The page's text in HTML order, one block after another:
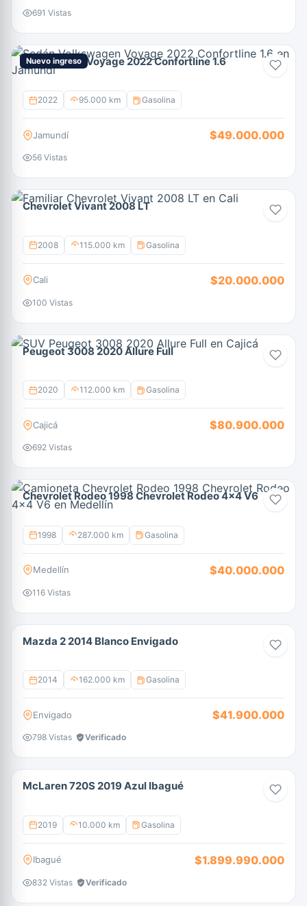
691 Vistas
Nuevo ingreso
Volkswagen Voyage 2022 Confortline 1.6
2022 95.000 km Gasolina
Jamundí $49.000.000
56 Vistas
Chevrolet Vivant 2008 LT
2008 115.000 km Gasolina
Cali $20.000.000
100 Vistas
Peugeot 3008 2020 Allure Full
2020 112.000 km Gasolina
Cajicá $80.900.000
692 Vistas
Chevrolet Rodeo 1998 Chevrolet Rodeo 4x4 V6
1998 287.000 km Gasolina
Medellín $40.000.000
116 Vistas
Mazda 2 2014 Blanco Envigado
2014 162.000 km Gasolina
Envigado $41.900.000
798 Vistas Verificado
McLaren 720S 2019 Azul Ibagué
2019 10.000 km Gasolina
Ibagué $1.899.990.000
832 Vistas Verificado